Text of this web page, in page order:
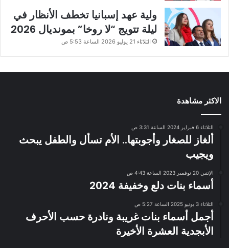
ولية عهد إسبانيا تخطف الأنظار في
ليلة تتويج “لا روخا” بمونديال 2026
الثلاثاء 21 يوليو 2026 الساعة 5:53 ص
الاكثر مشاهدة
الثلاثاء 6 فبراير 2024 الساعة 3:31 ص
ألغاز للصغار وأجوبتها.. الأم تسأل والطفل يبحث
ويجيب
الإثنين 20 نوفمبر 2023 الساعة 4:43 ص
أسماء بنات دلع وخفيفة 2024
الثلاثاء 3 يونيو 2025 الساعة 5:27 ص
أجمل أسماء بنات غريبة ونادرة حسب الأحرف
الأبجدية العشرة الأخيرة